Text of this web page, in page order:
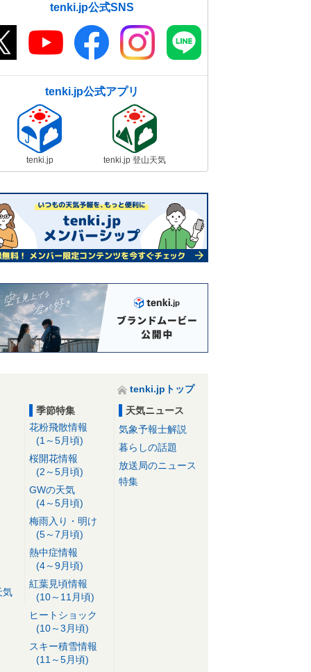
tenki.jp公式SNS
tenki.jp公式アプリ
tenki.jp tenki.jp 登山天気
tenki.jpトップ
気
季節特集
花粉飛散情報
(1～5月頃)
桜開花情報
(2～5月頃)
GWの天気
(4～5月頃)
梅雨入り・明け
(5～7月頃)
熱中症情報
(4～9月頃)
紅葉見頃情報
(10～11月頃)
ヒートショック
(10～3月頃)
スキー積雪情報
(11～5月頃)
天気ニュース
気象予報士解説
暮らしの話題
放送局のニュース
特集